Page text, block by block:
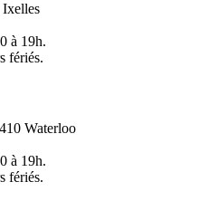
Ixelles
à 19h.
fériés.
Waterloo
à 19h.
fériés.